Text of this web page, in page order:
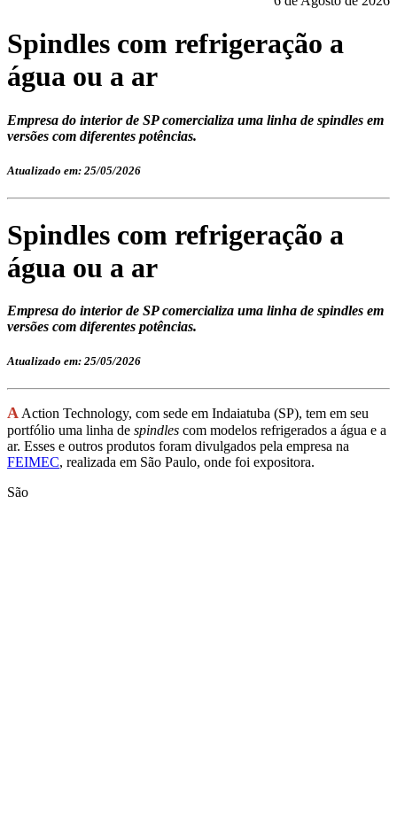
Spindles com refrigeração a
água ou a ar
Empresa do interior de SP comercializa uma linha de spindles em
versões com diferentes potências.
Atualizado em: 25/05/2026
Spindles com refrigeração a
água ou a ar
Empresa do interior de SP comercializa uma linha de spindles em
versões com diferentes potências.
Atualizado em: 25/05/2026
AAction Technology, com sede em Indaiatuba (SP), tem em seu
portfólio uma linha de spindles com modelos refrigerados a água e a
ar. Esses e outros produtos foram divulgados pela empresa na
FEIMEC, realizada em São Paulo, onde foi expositora.
São